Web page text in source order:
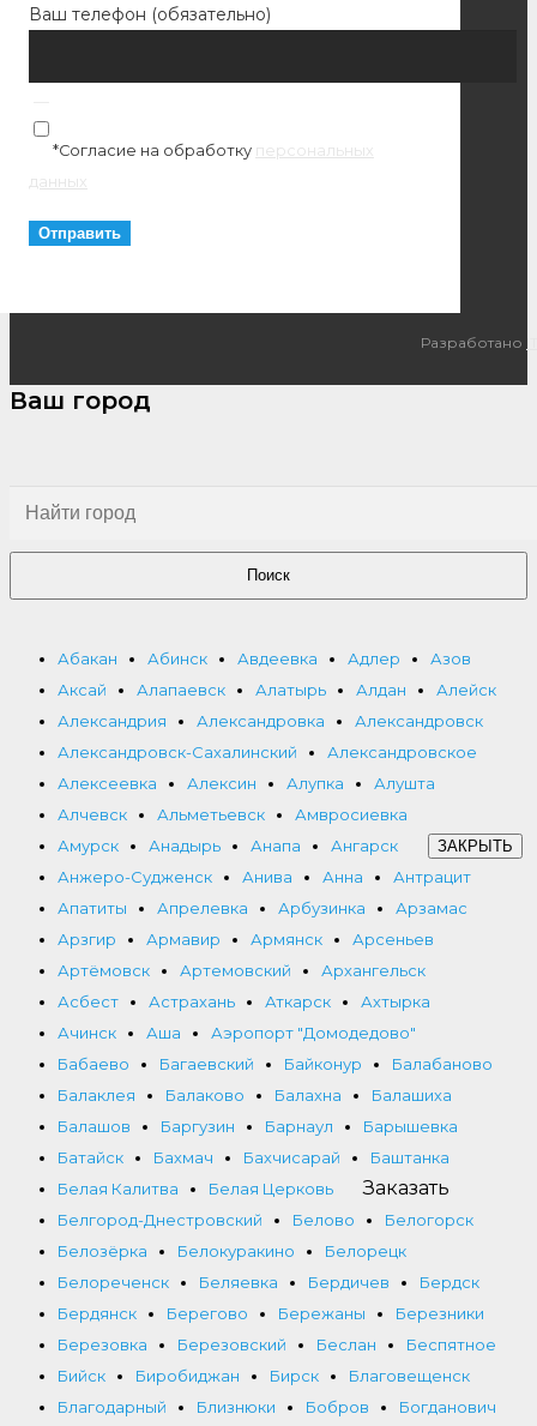
Ваш телефон (обязательно)
*Согласие на обработку персональных
данных
Разработано
Ваш город
Поиск
Абакан Абинск Авдеевка Адлер
Азов
Аксай
Алапаевск Алатырь Алдан
Алейск
Александрия
Александровка
Александровск
Александровск-Сахалинский
Александровское
Алексеевка
Алексин Алупка
Алушта
Алчевск
Альметьевск
Амвросиевка
Амурск
Анадырь Анапа
Ангарск
Анжеро-Судженск
Анива Анна
Антрацит
Апатиты
Апрелевка Арбузинка
Арзамас
Арзгир
Армавир Армянск
Арсеньев
Артёмовск
Артемовский
Архангельск
Асбест
Астрахань Аткарск
Ахтырка
Ачинск
Аша
Аэропорт "Домодедово"
Бабаево
Багаевский Байконур
Балабаново
Балаклея
Балаково Балахна
Балашиха
Балашов
Баргузин Барнаул
Барышевка
Батайск
Бахмач Бахчисарай
Баштанка
Белая Калитва
Белая Церковь
Белгород-Днестровский
Белово
Белогорск
Белозёрка
Белокуракино
Белорецк
Белореченск
Беляевка Бердичев
Бердск
Бердянск
Берегово Бережаны
Березники
Березовка
Березовский Беслан
Беспятное
Бийск
Биробиджан Бирск
Благовещенск
Благодарный
Близнюки Бобров
Богданович
ЗАКРЫТЬ
Заказать